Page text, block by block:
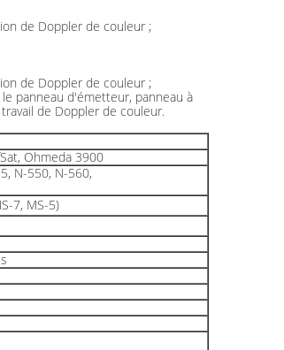
de Doppler de couleur ;
de Doppler de couleur ;
panneau d'émetteur, panneau à
de Doppler de couleur.
Ohmeda 3900
N-550, N-560,
7, MS-5)